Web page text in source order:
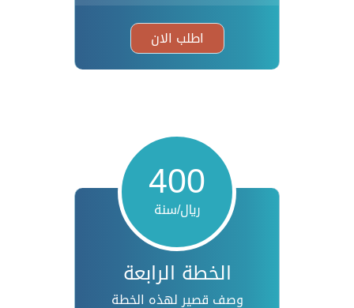
اطلب الان
400
ريال/سنة
الخطة الرابعة
وصف قصير لهذه الخطة